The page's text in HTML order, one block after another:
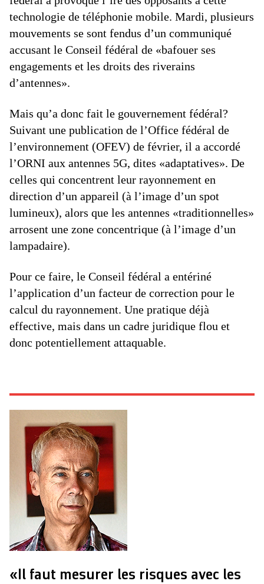
technologie de téléphonie mobile. Mardi, plusieurs
mouvements se sont fendus d’un communiqué
accusant le Conseil fédéral de «bafouer ses
engagements et les droits des riverains
d’antennes».
Mais qu’a donc fait le gouvernement fédéral?
Suivant une publication de l’Office fédéral de
l’environnement (OFEV) de février, il a accordé
l’ORNI aux antennes 5G, dites «adaptatives». De
celles qui concentrent leur rayonnement en
direction d’un appareil (à l’image d’un spot
lumineux), alors que les antennes «traditionnelles»
arrosent une zone concentrique (à l’image d’un
lampadaire).
Pour ce faire, le Conseil fédéral a entériné
l’application d’un facteur de correction pour le
calcul du rayonnement. Une pratique déjà
effective, mais dans un cadre juridique flou et
donc potentiellement attaquable.
«Il faut mesurer les risques avec les